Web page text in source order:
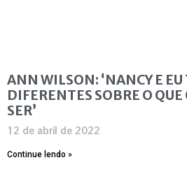
ANN WILSON: ‘NANCY E
DIFERENTES SOBRE O
SER’
12 de abril de 2022
Continue lendo »